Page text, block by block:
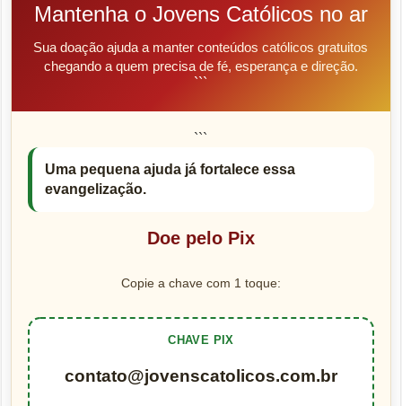
Mantenha o Jovens Católicos no ar
Sua doação ajuda a manter conteúdos católicos gratuitos
chegando a quem precisa de fé, esperança e direção.
```
```
Uma pequena ajuda já fortalece essa
evangelização.
Doe pelo Pix
Copie a chave com 1 toque:
CHAVE PIX
contato@jovenscatolicos.com.br